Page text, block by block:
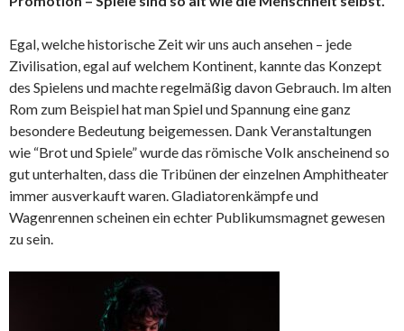
Egal, welche historische Zeit wir uns auch ansehen – jede
Zivilisation, egal auf welchem Kontinent, kannte das Konzept
des Spielens und machte regelmäßig davon Gebrauch. Im alten
Rom zum Beispiel hat man Spiel und Spannung eine ganz
besondere Bedeutung beigemessen. Dank Veranstaltungen
wie “Brot und Spiele” wurde das römische Volk anscheinend so
gut unterhalten, dass die Tribünen der einzelnen Amphitheater
immer ausverkauft waren. Gladiatorenkämpfe und
Wagenrennen scheinen ein echter Publikumsmagnet gewesen
zu sein.